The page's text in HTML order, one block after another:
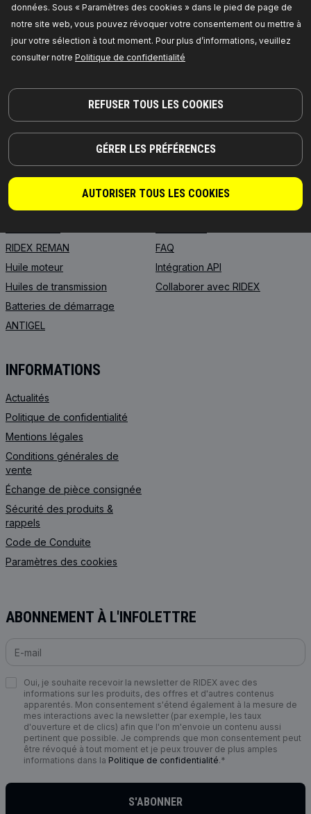
données. Sous « Paramètres des cookies » dans le pied de page de
notre site web, vous pouvez révoquer votre consentement ou mettre à
jour votre sélection à tout moment. Pour plus d’informations, veuillez
consulter notre Politique de confidentialité
REFUSER TOUS LES COOKIES
GÉRER LES PRÉFÉRENCES
AUTORISER TOUS LES COOKIES
DES PIÈCES DIGNES DE CONFIANCE !
© 2026 | RIDEX GMBH
JOSEF-ORLOPP-STRASSE 55
10365 BERLIN
PRODUITS
À PROPOS DE NOUS
RIDEX
RIDEX REMAN
Huile moteur
Huiles de transmission
Batteries de démarrage
ANTIGEL
PARTENARIAT
Revendeurs
Pour les fournisseurs
FAQ
Intégration API
Collaborer avec RIDEX
INFORMATIONS
Actualités
Politique de confidentialité
Mentions légales
Conditions générales de
vente
Échange de pièce consignée
Sécurité des produits &
rappels
Code de Сonduite
Paramètres des cookies
ABONNEMENT À L'INFOLETTRE
Oui, je souhaite recevoir la newsletter de RIDEX avec des
informations sur les produits, des offres et d'autres contenus
apparentés. Mon consentement s'étend également à la mesure de
mes interactions avec la newsletter (par exemple, les taux
d'ouverture et de clics) afin que l'on m'envoie un contenu aussi
pertinent que possible. Je comprends que mon consentement peut
être révoqué à tout moment et je peux trouver de plus amples
informations dans la Politique de confidentialité.*
S'ABONNER